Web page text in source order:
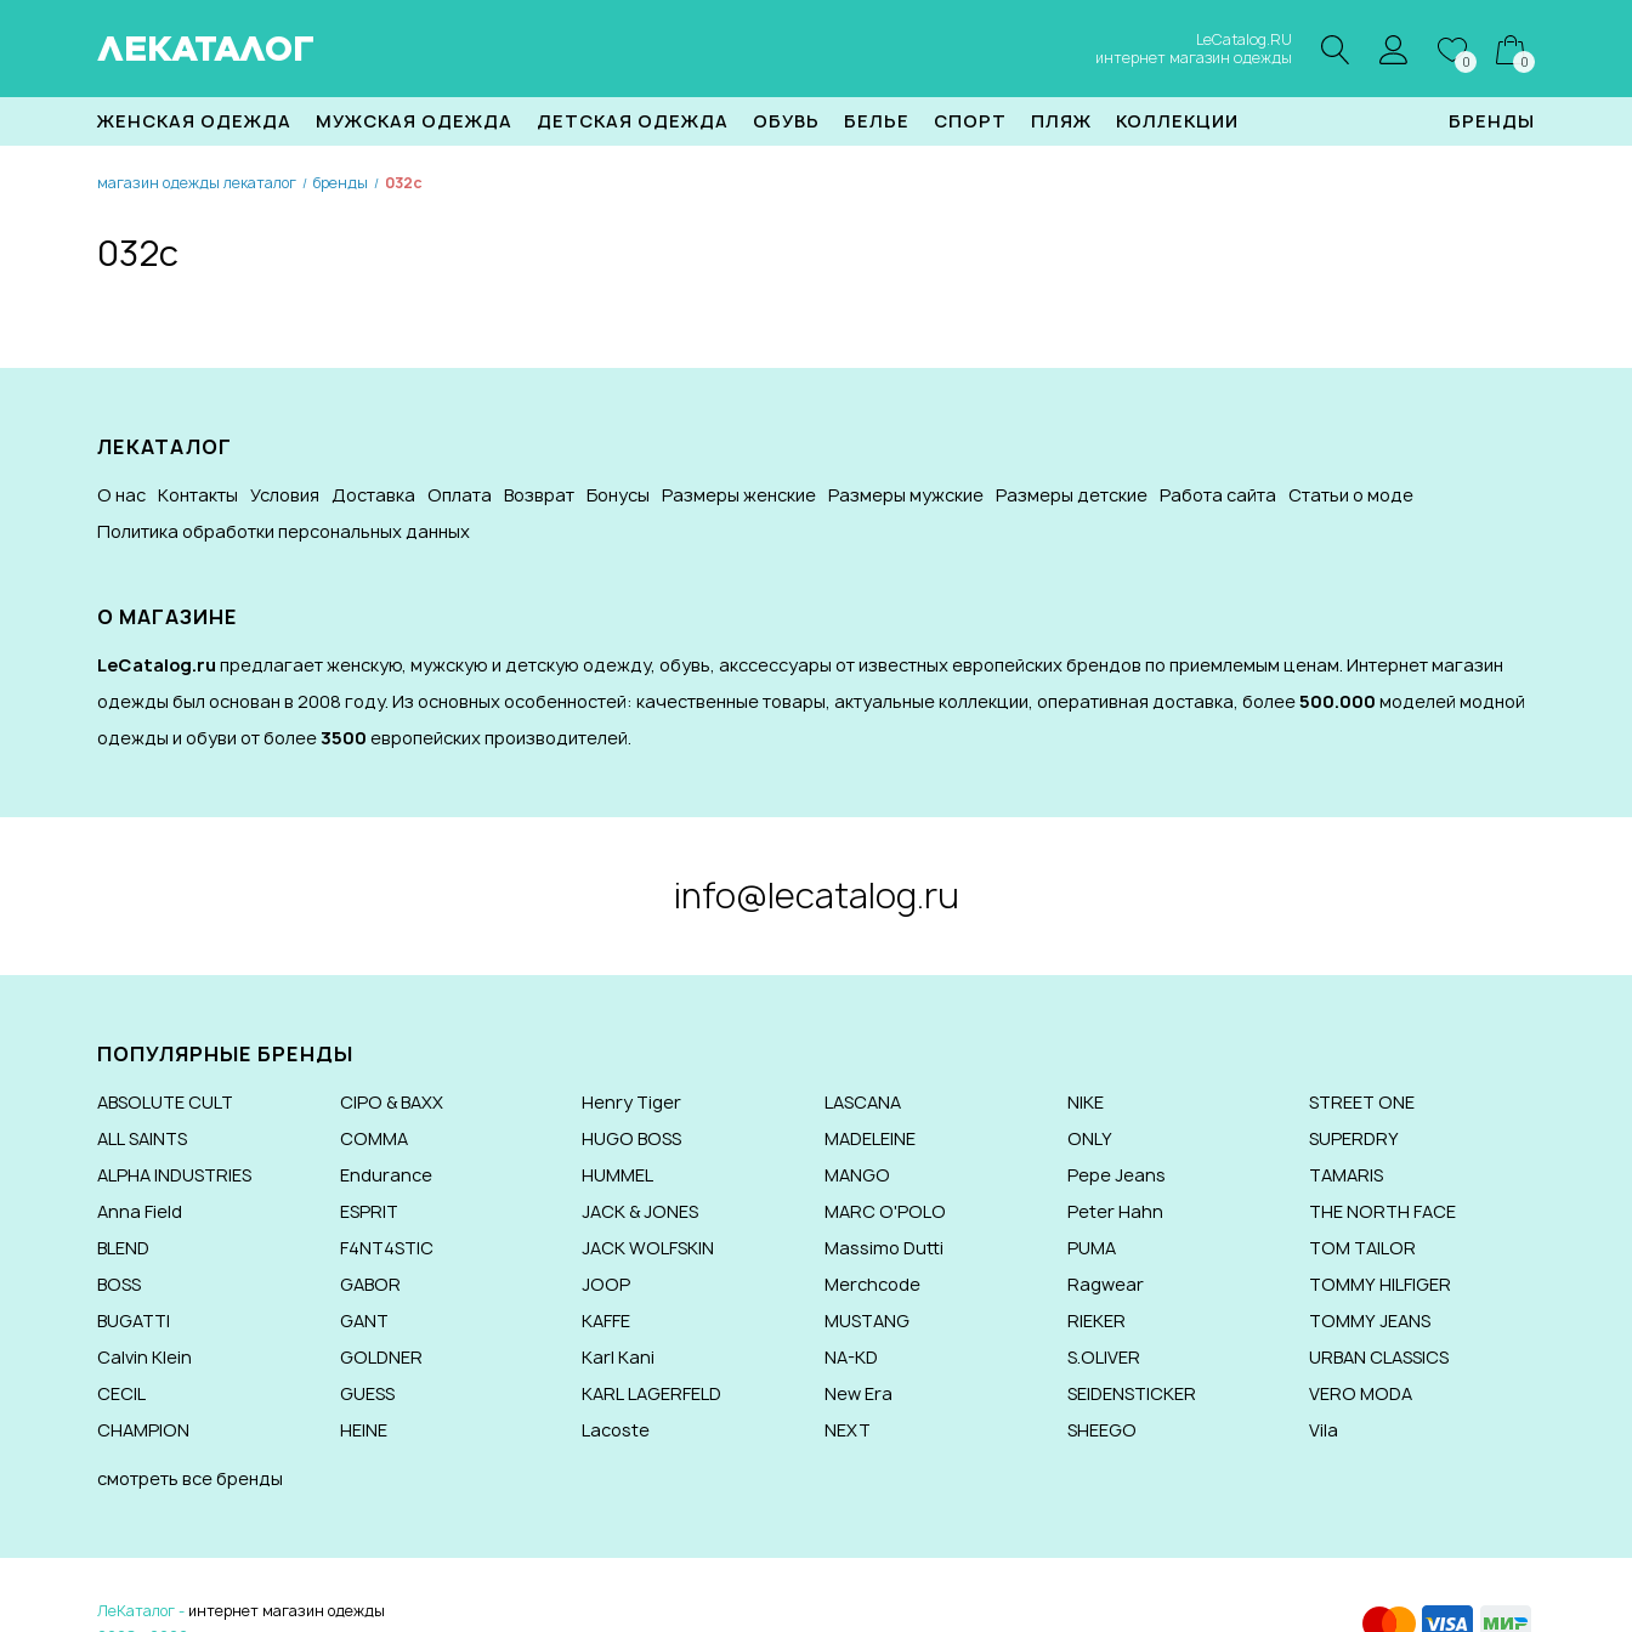
ЛЕКАТАЛОГ
LeCatalog.RU
интернет магазин одежды
0 0
ЖЕНСКАЯ ОДЕЖДА МУЖСКАЯ ОДЕЖДА ДЕТСКАЯ ОДЕЖДА ОБУВЬ БЕЛЬЕ СПОРТ ПЛЯЖ КОЛЛЕКЦИИ БРЕНДЫ
магазин одежды лекаталог / бренды / 032c
032c
ЛЕКАТАЛОГ
О нас Контакты Условия Доставка Оплата Возврат Бонусы Размеры женские Размеры мужские Размеры детские Работа сайта Статьи о моде
Политика обработки персональных данных
О МАГАЗИНЕ
LeCatalog.ru предлагает женскую, мужскую и детскую одежду, обувь, акссессуары от известных европейских брендов по приемлемым ценам. Интернет магазин
одежды был основан в 2008 году. Из основных особенностей: качественные товары, актуальные коллекции, оперативная доставка, более500.000 моделей модной
одежды и обуви от более3500 европейских производителей.
info@lecatalog.ru
ПОПУЛЯРНЫЕ БРЕНДЫ
ABSOLUTE CULT
ALL SAINTS
ALPHA INDUSTRIES
Anna Field
BLEND
BOSS
BUGATTI
Calvin Klein
CECIL
CHAMPION
CIPO & BAXX
COMMA
Endurance
ESPRIT
F4NT4STIC
GABOR
GANT
GOLDNER
GUESS
HEINE
Henry Tiger
HUGO BOSS
HUMMEL
JACK & JONES
JACK WOLFSKIN
JOOP
KAFFE
Karl Kani
KARL LAGERFELD
Lacoste
LASCANA
MADELEINE
MANGO
MARC O'POLO
Massimo Dutti
Merchcode
MUSTANG
NA-KD
New Era
NEXT
NIKE
ONLY
Pepe Jeans
Peter Hahn
PUMA
Ragwear
RIEKER
S.OLIVER
SEIDENSTICKER
SHEEGO
STREET ONE
SUPERDRY
TAMARIS
THE NORTH FACE
TOM TAILOR
TOMMY HILFIGER
TOMMY JEANS
URBAN CLASSICS
VERO MODA
Vila
смотреть все бренды
ЛеКаталог - интернет магазин одежды